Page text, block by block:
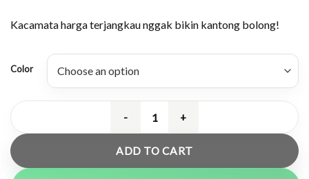
Kacamata harga terjangkau nggak bikin kantong bolong!
Color
Kacamata Hexagon Plastik Ringan
ADD TO CART